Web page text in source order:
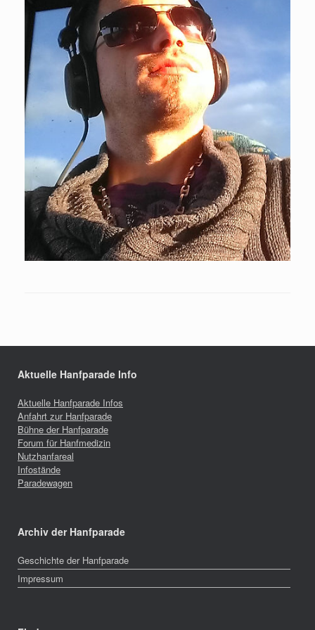
Aktuelle Hanfparade Info
Aktuelle Hanfparade Infos
Anfahrt zur Hanfparade
Bühne der Hanfparade
Forum für Hanfmedizin
Nutzhanfareal
Infostände
Paradewagen
Archiv der Hanfparade
Geschichte der Hanfparade
Impressum